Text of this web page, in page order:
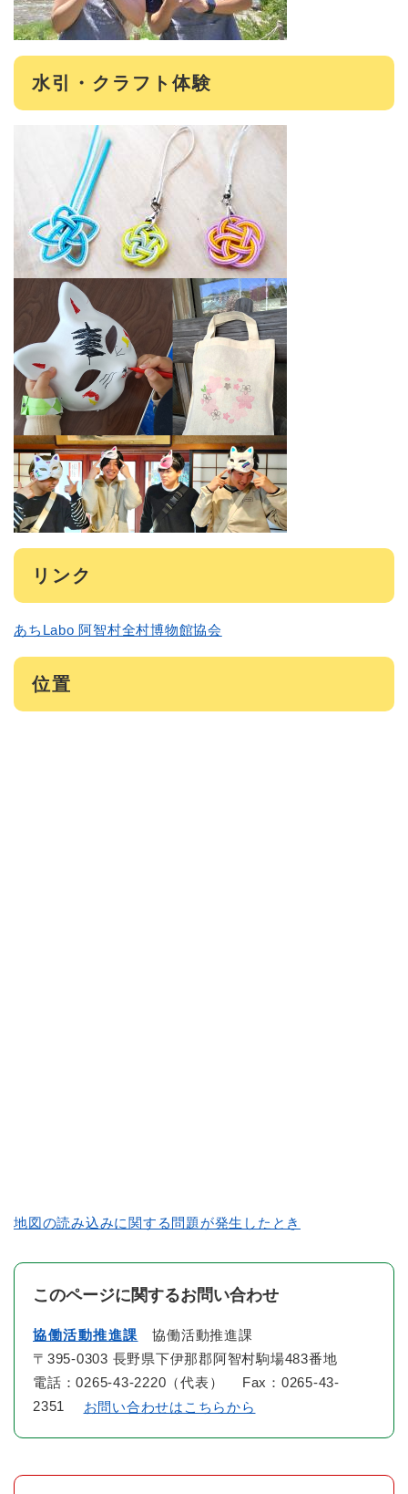
水引・クラフト体験
リンク
あちLabo 阿智村全村博物館協会
位置
地図の読み込みに関する問題が発生したとき
このページに関するお問い合わせ
協働活動推進課 協働活動推進課
〒395-0303 長野県下伊那郡阿智村駒場483番地
電話：0265-43-2220（代表） Fax：0265-43-
2351 お問い合わせはこちらから